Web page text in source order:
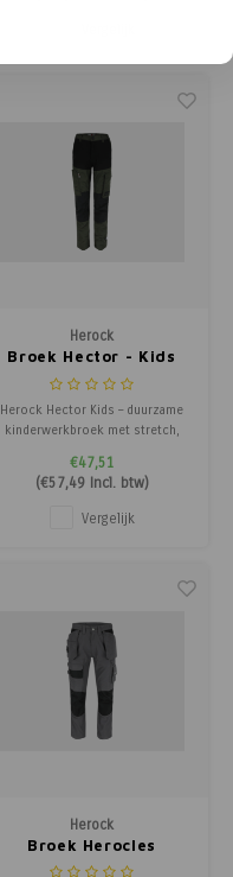
Herock
Broek Hector - Kids
Herock Hector Kids – duurzame
kinderwerkbroek met stretch,
zakken.
€47,51
(€57,49Incl. btw)
Vergelijk
Herock
Broek Herocles